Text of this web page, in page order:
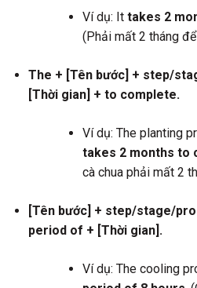
Ví dụ: It takes 2
(Phải mất 2 tháng
The + [Tên bước] + step/
[Thời gian] + to complete.
Ví dụ: The planting
takes 2 months to
cà chua phải mất 2
[Tên bước] + step/stage/
period of + [Thời gian].
Ví dụ: The cooling